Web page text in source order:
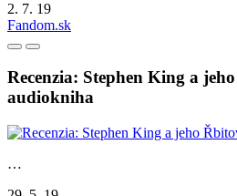
2. 7. 19
Fandom.sk
Recenzia: Stephen King a
audiokniha
…